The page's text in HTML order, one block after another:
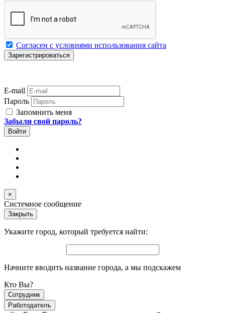
Согласен с условиями использования сайта
E-mail
Пароль
Запомнить меня
Забыли свой пароль?
×
Системное сообщение
Закрыть
Укажите город, который требуется найти:
Начните вводить название города, а мы подскажем
Кто Вы?
Сотрудник
Работодатель